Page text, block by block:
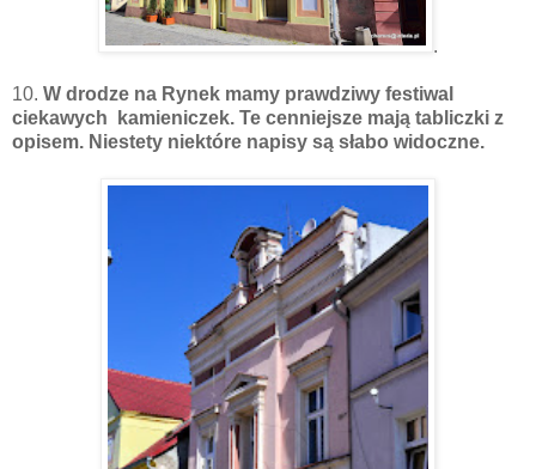
.
10. W drodze na Rynek mamy prawdziwy festiwal
ciekawych kamieniczek. Te cenniejsze mają tabliczki z
opisem. Niestety niektóre napisy są słabo widoczne.